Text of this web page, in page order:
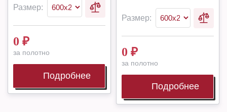
Размер:
0 ₽
за полотно
Подробнее
Размер:
0 ₽
за полотно
Подробнее